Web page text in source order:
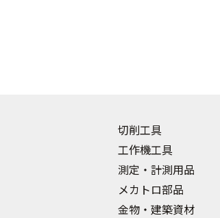
切削工具
工作機工具
測定・計測用品
メカトロ部品
金物・建築資材